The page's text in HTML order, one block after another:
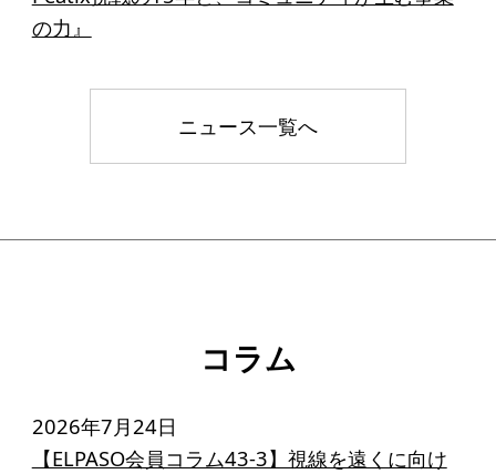
の力』
ニュース一覧へ
コラム
2026年7月24日
【ELPASO会員コラム43-3】視線を遠くに向け